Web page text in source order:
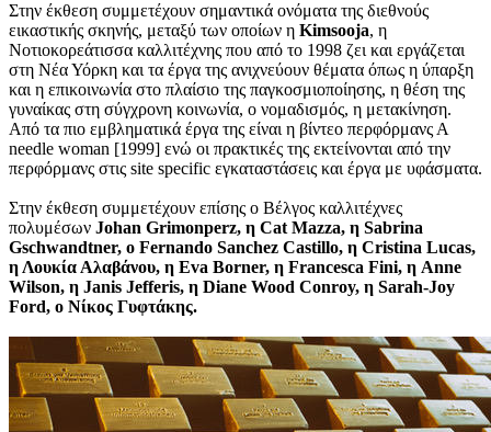
Στην έκθεση συμμετέχουν σημαντικά ονόματα της διεθνούς
εικαστικής σκηνής, μεταξύ των οποίων η Κimsooja, η
Νοτιοκορεάτισσα καλλιτέχνης που από το 1998 ζει και εργάζεται
στη Νέα Υόρκη και τα έργα της ανιχνεύουν θέματα όπως η ύπαρξη
και η επικοινωνία στο πλαίσιο της παγκοσμιοποίησης, η θέση της
γυναίκας στη σύγχρονη κοινωνία, ο νομαδισμός, η μετακίνηση.
Από τα πιο εμβληματικά έργα της είναι η βίντεο περφόρμανς Α
needle woman [1999] ενώ οι πρακτικές της εκτείνονται από την
περφόρμανς στις site specific εγκαταστάσεις και έργα με υφάσματα.
Στην έκθεση συμμετέχουν επίσης ο Βέλγος καλλιτέχνες
πολυμέσων Johan Grimonperz, η Cat Mazza, η Sabrina
Gschwandtner, o Fernando Sanchez Castillo, η Cristina Lucas,
η Λουκία Αλαβάνου, η Eva Borner, η Francesca Fini, η Anne
Wilson, η Janis Jefferis, η Diane Wood Conroy, η Sarah-Joy
Ford, ο Νίκος Γυφτάκης.